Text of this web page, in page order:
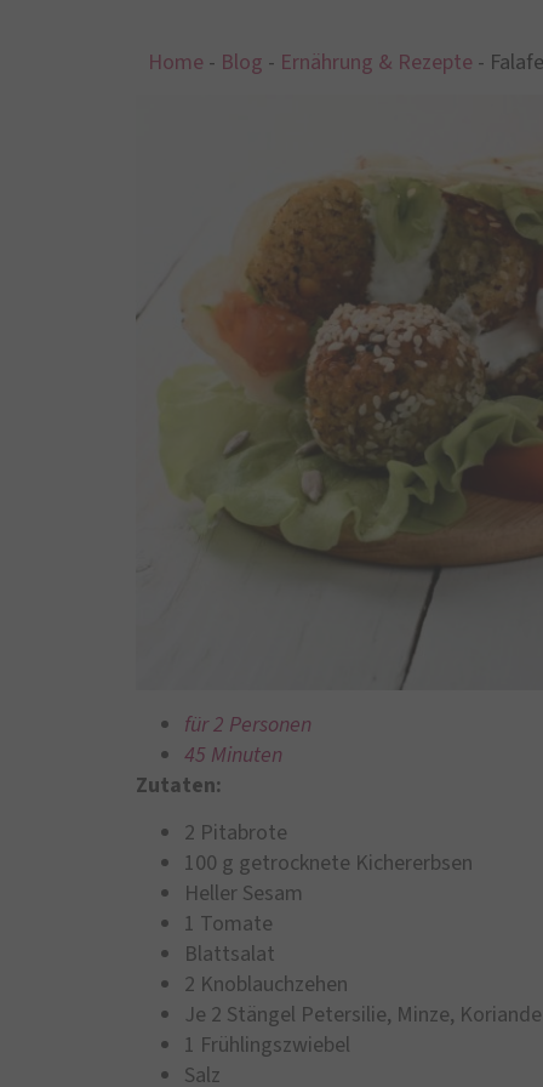
Home - Blog - Ernährung & Rezepte -
für 2 Personen
45 Minuten
Zutaten:
2 Pitabrote
100 g getrocknete Kichererbsen
Heller Sesam
1 Tomate
Blattsalat
2 Knoblauchzehen
Je 2 Stängel Petersilie, Minze,
1 Frühlingszwiebel
Salz